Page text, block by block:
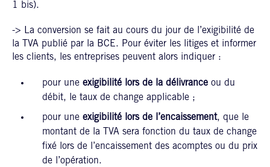
1 bis).
-> La conversion se fait au cours du jour de l’exigibilité de
la TVA publié par la BCE. Pour éviter les litiges et informer
les clients, les entreprises peuvent alors indiquer :
pour une exigibilité lors de la délivrance ou du
débit, le taux de change applicable ;
pour une exigibilité lors de l’encaissement, que le
montant de la TVA sera fonction du taux de change
fixé lors de l’encaissement des acomptes ou du prix
de l’opération.